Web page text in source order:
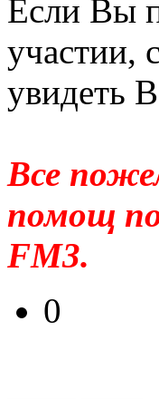
Если Вы
участии,
увидеть
Все
помощ
FM3.
0